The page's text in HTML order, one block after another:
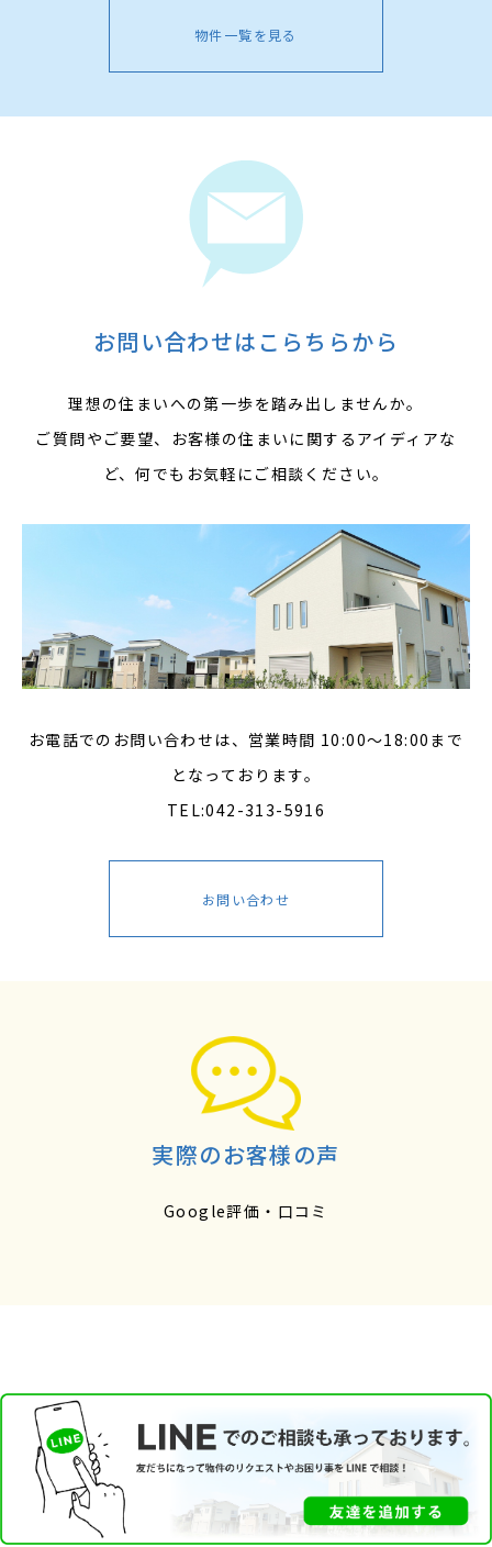
物件一覧を見る
お問い合わせはこらちらから
理想の住まいへの第一歩を踏み出しませんか。
ご質問やご要望、お客様の住まいに関するアイディアな
ど、何でもお気軽にご相談ください。
お電話でのお問い合わせは、営業時間 10:00～18:00まで
となっております。
TEL:042-313-5916
お問い合わせ
実際のお客様の声
Google評価・口コミ